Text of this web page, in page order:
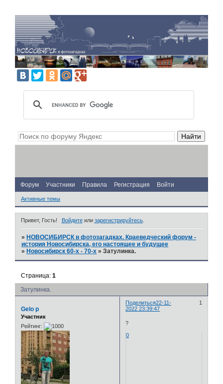
Форум Участники Правила Регистрация Войти
Активные темы
Привет, Гость! Войдитеили зарегистрируйтесь.
» НОВОСИБИРСК в фотозагадках. Краеведческий форум -
история Новосибирска, его настоящее и будущее
» Новосибирск 60-х - 70-х »Затулинка.
Затулинка.
Страница:1
Поделиться 1
22-11-
2022 23:39:47
Gelo p
Участник
Рейтинг:
?
0